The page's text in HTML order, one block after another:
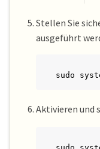
Stellen Sie
ausgeführt
sudo
Aktivieren und